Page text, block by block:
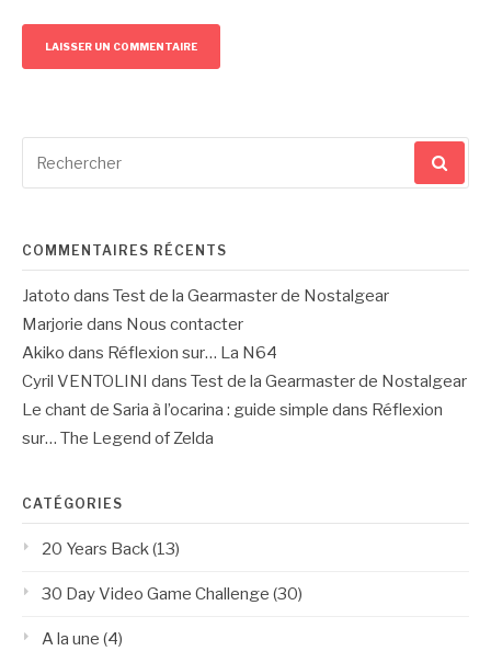
pour
COMMENTAIRES RÉCENTS
Jatoto dans Test de la Gearmaster de Nostalgear
Marjorie dans Nous contacter
Akiko dans Réflexion sur… La N64
Cyril VENTOLINI
dans Test de la Gearmaster de Nostalgear
Le chant de Saria à l’ocarina : guide simple dans Réflexion
sur… The Legend of Zelda
CATÉGORIES
20 Years Back(13)
30 Day Video Game Challenge (30)
A la une (4)